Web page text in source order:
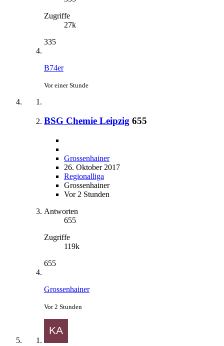
Zugriffe
27k
335
B74er
Vor einer Stunde
BSG Chemie Leipzig 655
Grossenhainer
26. Oktober 2017
Regionalliga
Grossenhainer
Vor 2 Stunden
Antworten
655
Zugriffe
119k
655
Grossenhainer
Vor 2 Stunden